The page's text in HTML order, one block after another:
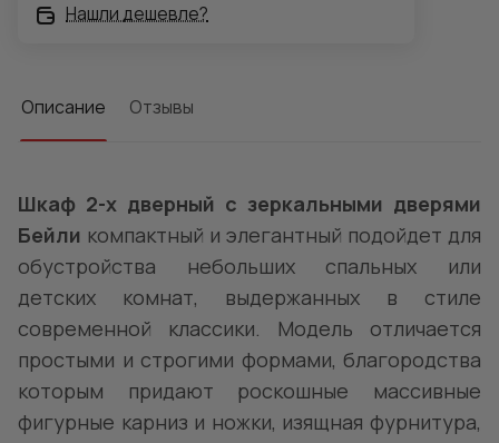
Нашли дешевле?
Описание Отзывы
Шкаф 2-х дверный с зеркальными дверями
Бейли компактный и элегантный подойдет для
обустройства небольших спальных или
детских комнат, выдержанных в стиле
современной классики. Модель отличается
простыми и строгими формами, благородства
которым придают роскошные массивные
фигурные карниз и ножки, изящная фурнитура,